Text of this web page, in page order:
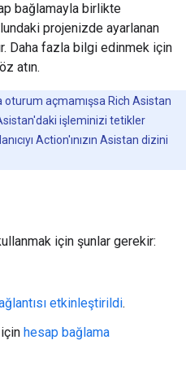
bağlamayla birlikte
projenizde ayarlanan
Daha fazla bilgi edinmek için
atın.
oturum açmamışsa Rich Asistan
Asistan'daki işleminizi tetikler
Action'ınızın Asistan dizini
için şunlar gerekir:
etkinleştirildi.
hesap bağlama